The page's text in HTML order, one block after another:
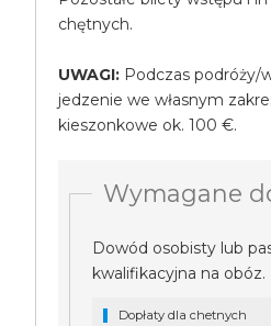
chętnych.
UWAGI: Podczas podróży/
jedzenie we własnym
kieszonkowe ok. 100 €.
Wymagane
Dowód osobisty lub
kwalifikacyjna na
Dopłaty dla chetnych